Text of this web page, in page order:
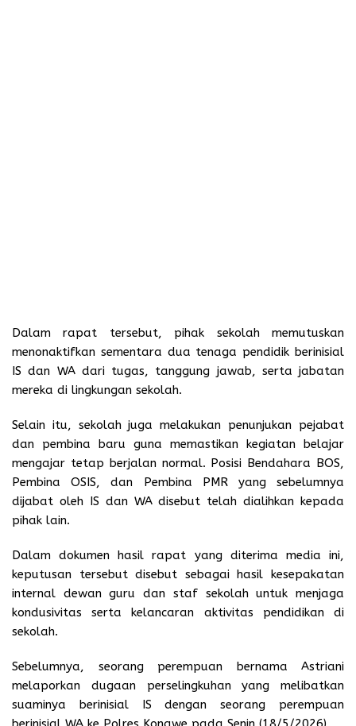
Dalam rapat tersebut, pihak sekolah memutuskan
menonaktifkan sementara dua tenaga pendidik berinisial
IS dan WA dari tugas, tanggung jawab, serta jabatan
mereka di lingkungan sekolah.
Selain itu, sekolah juga melakukan penunjukan pejabat
dan pembina baru guna memastikan kegiatan belajar
mengajar tetap berjalan normal. Posisi Bendahara BOS,
Pembina OSIS, dan Pembina PMR yang sebelumnya
dijabat oleh IS dan WA disebut telah dialihkan kepada
pihak lain.
Dalam dokumen hasil rapat yang diterima media ini,
keputusan tersebut disebut sebagai hasil kesepakatan
internal dewan guru dan staf sekolah untuk menjaga
kondusivitas serta kelancaran aktivitas pendidikan di
sekolah.
Sebelumnya, seorang perempuan bernama Astriani
melaporkan dugaan perselingkuhan yang melibatkan
suaminya berinisial IS dengan seorang perempuan